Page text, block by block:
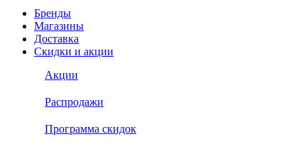
Бренды
Магазины
Доставка
Скидки и акции
Акции
Распродажи
Программа скидок